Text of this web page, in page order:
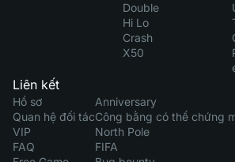
Double
Hi Lo
Crash
X50
Liên kết
Hồ sơ
Quan hệ đối tác
VIP
FAQ
Anniversary
Công bằng có thể chứng
North Pole
FIFA